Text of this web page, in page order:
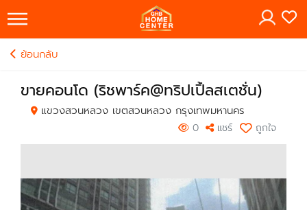
×
ย้อนกลับ
ขายคอนโด (ริชพาร์ค@ทริปเปิ้ลสเตชั่น)
แขวงสวนหลวง เขตสวนหลวง กรุงเทพมหานคร
0 แชร์ ถูกใจ